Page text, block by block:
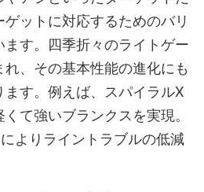
ットに対応するためのバリ
す。四季折々のライトゲー
、その基本性能の進化にも
ます。例えば、スパイラルX
て強いブランクスを実現。
よりライントラブルの低減